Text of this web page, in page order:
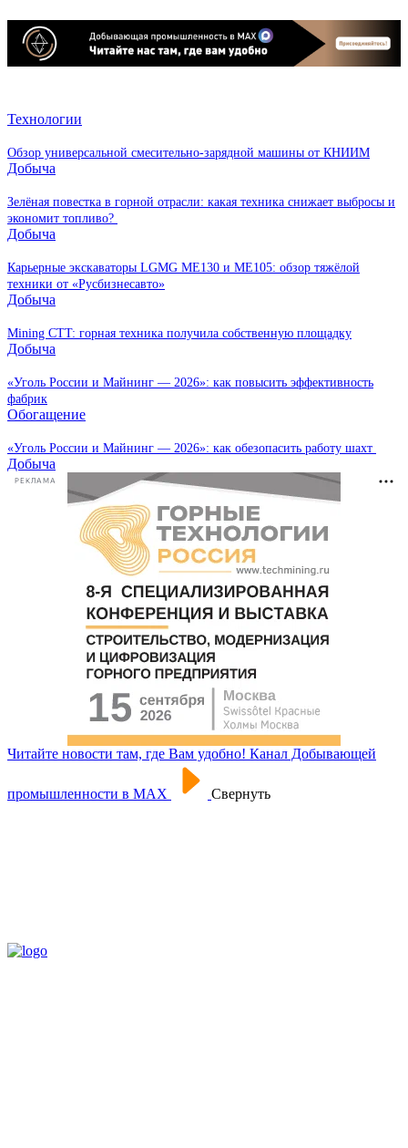
Технологии
Обзор универсальной смесительно-зарядной машины от КНИИМ
Добыча
Зелёная повестка в горной отрасли: какая техника снижает выбросы и
экономит топливо?
Добыча
Карьерные экскаваторы LGMG ME130 и ME105: обзор тяжёлой
техники от «Русбизнесавто»
Добыча
Mining CTT: горная техника получила собственную площадку
Добыча
«Уголь России и Майнинг — 2026»: как повысить эффективность
фабрик
Обогащение
«Уголь России и Майнинг — 2026»: как обезопасить работу шахт
Добыча
РЕКЛАМА
Читайте новости там, где Вам удобно! Канал Добывающей
промышленности в МАХ Свернуть